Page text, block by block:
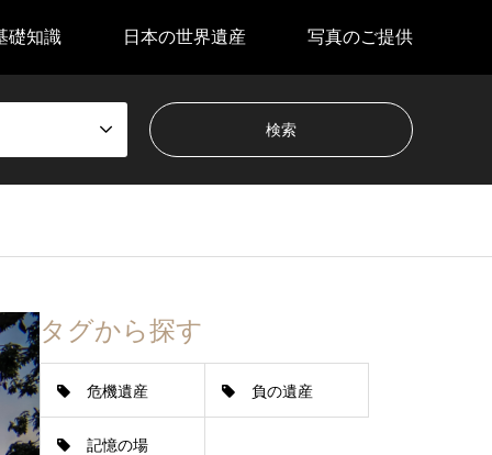
礎知識 日本の世界遺産 写真のご提供
タグから探す
危機遺産 負の遺産
記憶の場